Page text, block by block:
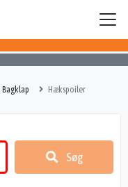
Bagklap Hækspoiler
Søg